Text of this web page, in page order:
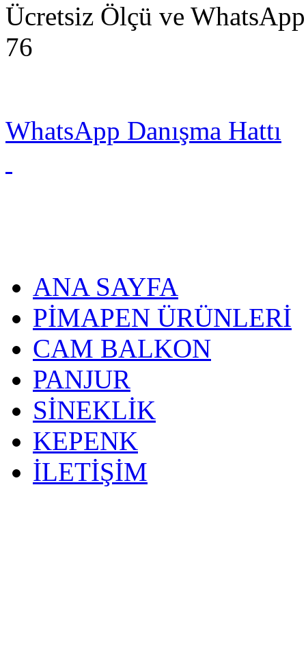
Ücretsiz Ölçü ve
76
WhatsApp Danışma Hattı
ANA SAYFA
PİMAPEN ÜRÜNLERİ
CAM BALKON
PANJUR
SİNEKLİK
KEPENK
İLETİŞİM